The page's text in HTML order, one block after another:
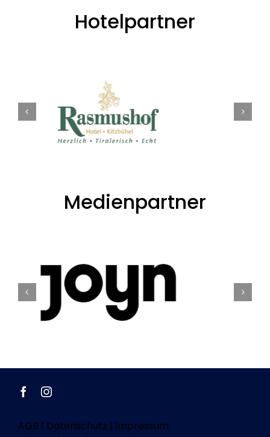
Hotelpartner
Medienpartner
AGB | Datenschutz | Impressum